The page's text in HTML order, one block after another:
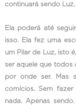
continuará sendo
Ela poderá até
isso. Ela fez uma
um Pilar de Luz, isto
ser aquele que todos
por onde ser. Mas
comícios. Sem
nada. Apenas